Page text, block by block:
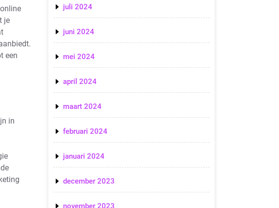
je
een
in
juli 2024
juni 2024
mei 2024
april 2024
maart 2024
februari 2024
januari 2024
december 2023
november 2023